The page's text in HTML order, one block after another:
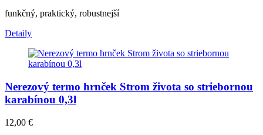
funkčný, praktický, robustnejší
Detaily
Nerezový termo hrnček Strom života so striebornou
karabínou 0,3l
12,00 €